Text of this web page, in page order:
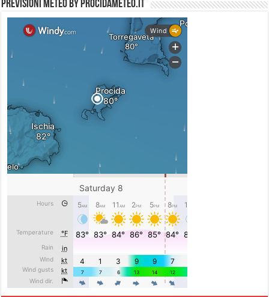
PREVISIONI METEO by PROCIDAMETEO.IT